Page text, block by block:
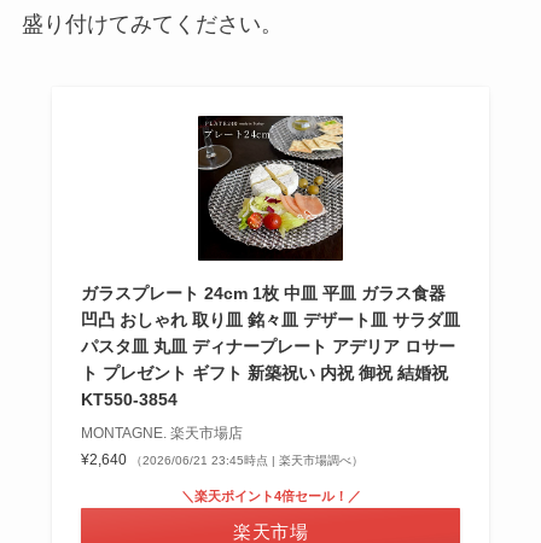
盛り付けてみてください。
ガラスプレート 24cm 1枚 中皿 平皿 ガラス食器
凹凸 おしゃれ 取り皿 銘々皿 デザート皿 サラダ皿
パスタ皿 丸皿 ディナープレート アデリア ロサー
ト プレゼント ギフト 新築祝い 内祝 御祝 結婚祝
KT550-3854
MONTAGNE. 楽天市場店
¥2,640
（2026/06/21 23:45時点 | 楽天市場調べ）
＼楽天ポイント4倍セール！／
楽天市場